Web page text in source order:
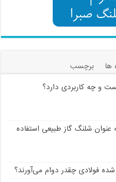
ها
برچسب
و چه کاربردی دارد؟
شلنگ گاز طبیعی استفاده
فولادی چقدر دوام می‌آورند؟